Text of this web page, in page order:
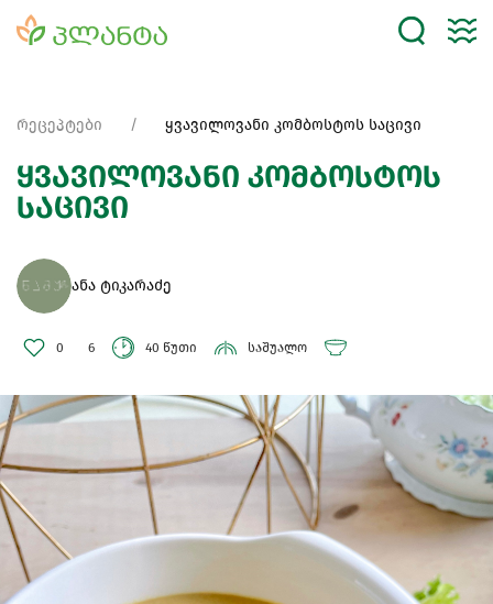
რეცეპტები ყვავილოვანი კომბოსტოს საცივი
ყვავილოვანი კომბოსტოს
საცივი
ანა ტიკარაძე
0 6 40 წუთი საშუალო